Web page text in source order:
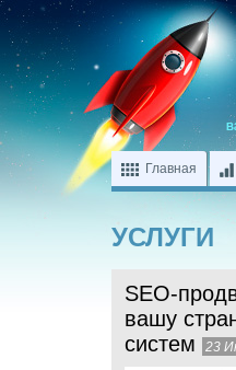
Главная
УСЛУГИ
SEO-
вашу
систем
23